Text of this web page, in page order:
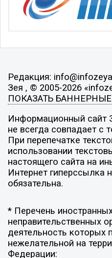
Редакция:
Зея , © 2005-2026
ПОКАЗАТЬ
Информационный сайт
не всегда совпадает с
При перепечатке
использовании
настоящего сайта на
Интернет гиперссылка
обязательна.
* Перечень
неправительственных
деятельность которых
нежелательной на
Федерации: